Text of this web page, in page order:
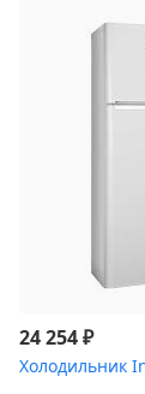
24 254₽